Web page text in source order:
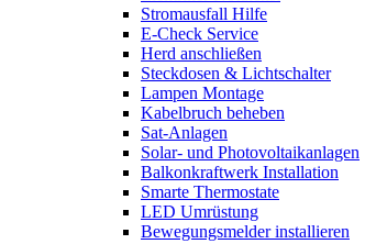
Stromausfall Hilfe
E-Check Service
Herd anschließen
Steckdosen & Lichtschalter
Lampen Montage
Kabelbruch beheben
Sat-Anlagen
Solar- und Photovoltaikanlagen
Balkonkraftwerk Installation
Smarte Thermostate
LED Umrüstung
Bewegungsmelder installieren